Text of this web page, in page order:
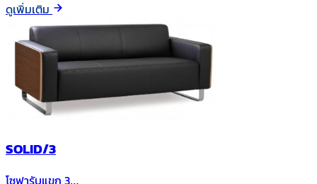
ดูเพิ่มเติม
SOLID/3
โซฟารับแขก 3…